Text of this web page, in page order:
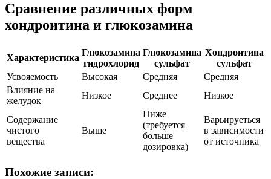
Сравнение различных форм
хондроитина и глюкозамина
Характеристика
Глюкозамина
гидрохлорид
Глюкозамина
сульфат
Хондроитина
сульфат
Усвояемость
Высокая Средняя
Средняя
Влияние на
желудок
Низкое Среднее Низкое
Содержание
чистого
вещества
Выше
Ниже
(требуется
больше
дозировка)
Варьируеться
в зависимости
от источника
Похожие записи: